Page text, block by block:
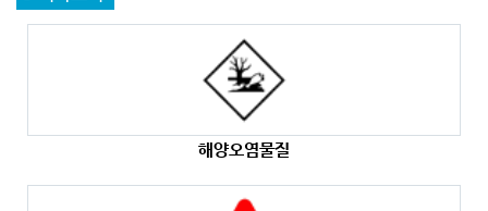
해양오염물질